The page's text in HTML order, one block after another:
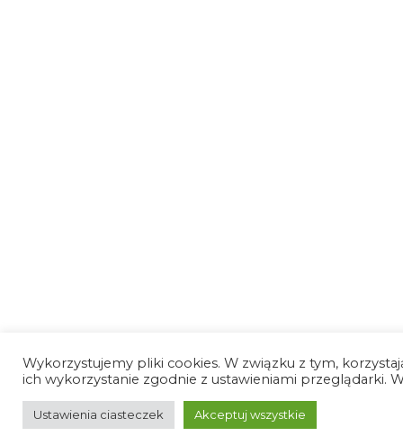
Wykorzystujemy pliki cookies. W związku z tym,
ich wykorzystanie zgodnie z ustawieniami przeglądarki.
Ustawienia ciasteczek Akceptuj wszystkie